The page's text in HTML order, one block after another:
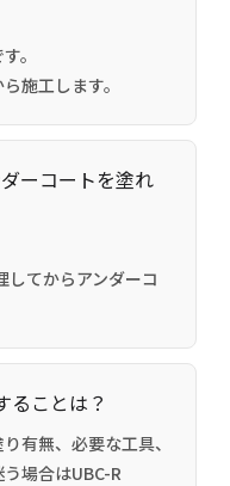
。
施工します。
ーコートを塗れ
してからアンダーコ
ることは？
有無、必要な工具、
場合はUBC-R